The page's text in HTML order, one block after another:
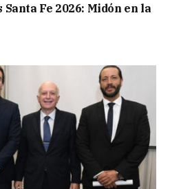
Fe 2026: Midón en la